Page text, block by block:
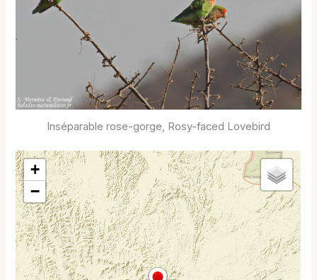
Inséparable rose-gorge, Rosy-faced Lovebird